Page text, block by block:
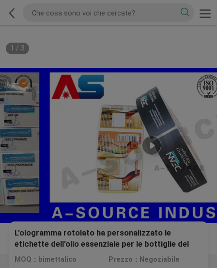
1 / 3
L'ologramma rotolato ha personalizzato le
etichette dell'olio essenziale per le bottiglie del
succo di Cig di e con differenti sapori
MOQ：bimettalico Prezzo：Negoziabile